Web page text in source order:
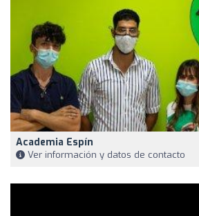
Academia Espín
Ver información y datos de contacto